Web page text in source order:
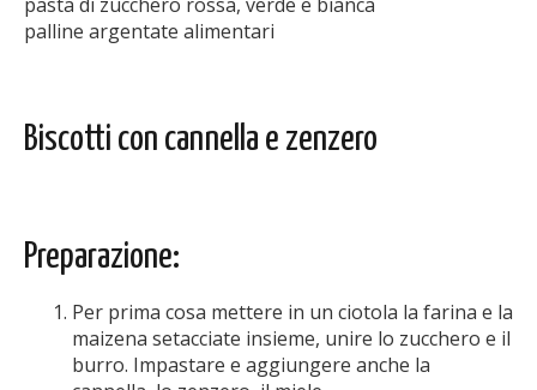
palline argentate alimentari
Biscotti con cannella e zenzero
Preparazione:
Per prima cosa mettere in un ciotola la farina e la
maizena setacciate insieme, unire lo zucchero e il
burro. Impastare e aggiungere anche la